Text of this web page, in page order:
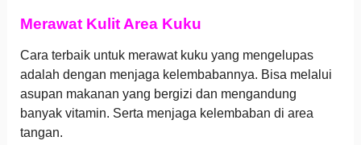
Merawat Kulit Area Kuku
Cara terbaik untuk merawat kuku yang mengelupas
adalah dengan menjaga kelembabannya. Bisa melalui
asupan makanan yang bergizi dan mengandung
banyak vitamin. Serta menjaga kelembaban di area
tangan.